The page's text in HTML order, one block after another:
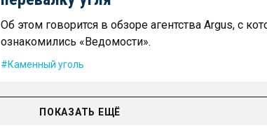
Об этом говорится в обзоре агентства Argus, с
ознакомились «Ведомости».
Каменный уголь
ПОКАЗАТЬ ЕЩЁ